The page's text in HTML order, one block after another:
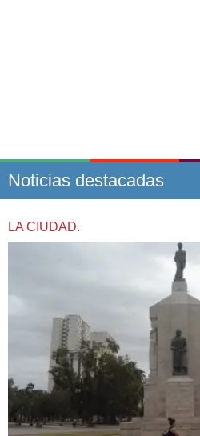
Noticias destacadas
LA CIUDAD.